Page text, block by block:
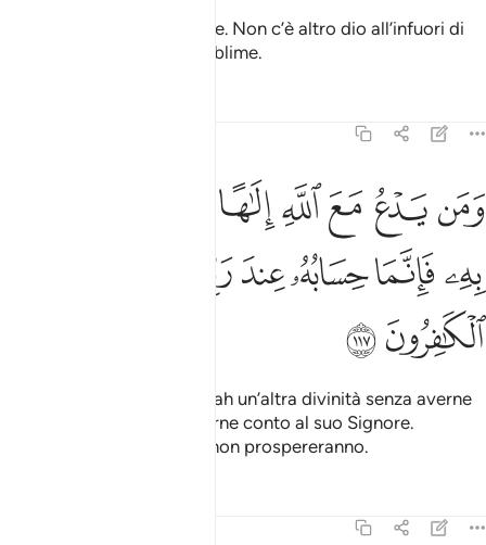
Sia esaltato Allah, il vero Re. Non c’è altro dio all’infuori di
Lui, il Signore del Trono Sublime.
ومن يدع مع الله الاها اخر لا برهان له به فانما حسابه عند ربه انه لا يفلح
وَمَن يَدْعُ مَعَ ٱللَّهِ إِلَـٰهًا ءَاخَرَ لَا بُرْهَـٰنَ لَهُۥ بِهِۦ فَإِنَّمَا
ﲴﲵ ﲶﲷﲸ
ﲽﲾﲿﳀﳁﳂ
ﳆﳇ
E chi invoca insieme ad Allah un’altra divinità senza averne
prova alcuna, dovrà renderne conto al suo Signore.
Certamente i miscredenti non prospereranno.